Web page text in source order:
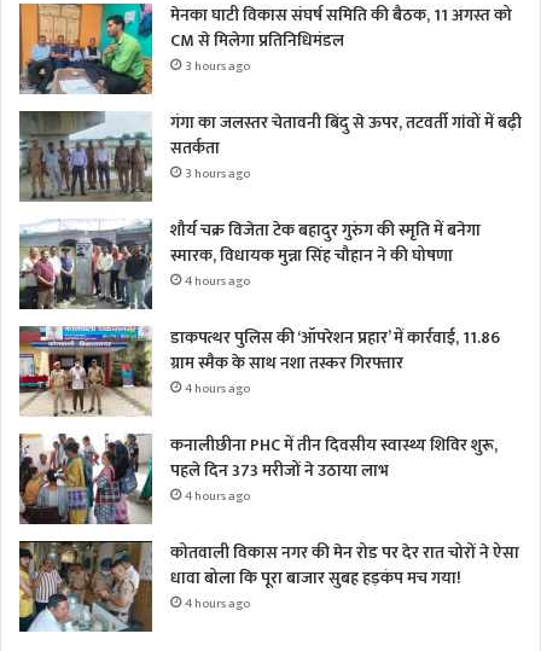
मेनका घाटी विकास संघर्ष समिति की बैठक, 11 अगस्त को
CM से मिलेगा प्रतिनिधिमंडल
3 hours ago
गंगा का जलस्तर चेतावनी बिंदु से ऊपर, तटवर्ती गांवों में बढ़ी
सतर्कता
3 hours ago
शौर्य चक्र विजेता टेक बहादुर गुरुंग की स्मृति में बनेगा
स्मारक, विधायक मुन्ना सिंह चौहान ने की घोषणा
4 hours ago
डाकपत्थर पुलिस की ‘ऑपरेशन प्रहार’ में कार्रवाई, 11.86
ग्राम स्मैक के साथ नशा तस्कर गिरफ्तार
4 hours ago
कनालीछीना PHC में तीन दिवसीय स्वास्थ्य शिविर शुरू,
पहले दिन 373 मरीजों ने उठाया लाभ
4 hours ago
कोतवाली विकास नगर की मेन रोड पर देर रात चोरों ने ऐसा
धावा बोला कि पूरा बाजार सुबह हड़कंप मच गया!
4 hours ago